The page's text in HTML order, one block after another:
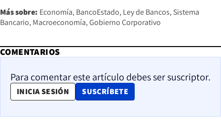
Más sobre: Economía BancoEstado Ley de Bancos Sistema
Bancario Macroeconomía Gobierno Corporativo
COMENTARIOS
Para comentar este artículo debes ser suscriptor.
INICIA SESIÓN SUSCRÍBETE
OPENS IN NEW WINDOW